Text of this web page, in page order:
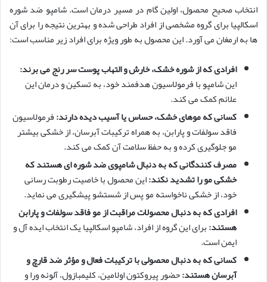
انتخاب صحیح محصول، اولین گام در مسیر درمان است. شامپو ضد شوره
اسکالپیا برای گروه مشخصی از افراد طراحی شده و بهترین نتیجه را برای آن
ها به ارمغان می آورد. این محصول به طور ویژه برای افراد زیر مناسب است:
افرادی که از شوره خشک، خارش و التهاب پوست سر رنج می برند:
این شامپو با فرمولاسیون هدفمند خود، به تسکین و درمان این
علائم کمک می کند.
کسانی که موهای خشک، حساس یا آسیب دیده دارند:فرمولاسیون
فاقد سولفات و پارابن، به همراه ترکیبات آبرسان، از خشکی بیشتر
مو جلوگیری کرده و به حفظ سلامت آن کمک می کند.
مصرف کنندگانی که به دنبال شامپوی ضد شوره ای هستند که
خشکی مو را تشدید نکند:این محصول با خاصیت رطوبت رسانی
خود، از خشکی ناخواسته مو پس از شستشو پیشگیری می نماید.
افرادی که به دنبال محصولات مراقبت از مو فاقد سولفات و پارابن
هستند:برای این گروه از افراد، شامپو اسکالپیا یک انتخاب ایده آل و
ایمن است.
کسانی که به دنبال محصولی با ترکیبات فعال و مؤثر ضد قارچ و
آبرسان هستند:حضور پیروکتون اولامین، کلیمبازول، آلوئه ورا و